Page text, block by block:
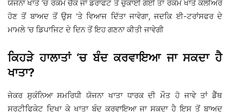
ਯੋਜਨਾ ਖਾਤੇ ‘ਚ ਰਕਮ ਚੈੱਕ ਜਾਂ ਡਰਾਫਟ ਤੋਂ ਚੁਕਾਈ ਗਈ ਤਾਂ ਰਕਮ ਖਾਤੇ ਕਲੀਅਰ
ਹੋਣ ਤੋਂ ਬਾਅਦ ਤੋਂ ਉਸ ‘ਤੇ ਵਿਆਜ ਦਿੱਤਾ ਜਾਵੇਗਾ, ਜਦਕਿ ਈ-ਟਰਾਂਸਫਰ ਦੇ
ਮਾਮਲੇ ‘ਚ ਡਿਪਾਜਿਟ ਦੇ ਦਿਨ ਤੋਂ ਇਹ ਗਣਨਾ ਕੀਤੀ ਜਾਵੇਗੀ
ਕਿਹੜੇ ਹਾਲਾਤਾਂ ‘ਚ ਬੰਦ ਕਰਵਾਇਆ ਜਾ ਸਕਦਾ ਹੈ
ਖਾਤਾ?
ਜੇਕਰ ਸੁਕੰਨਿਆ ਸਮਰਿਧੀ ਯੋਜਨਾ ਖਾਤਾ ਧਾਰਕ ਦੀ ਮੌਤ ਹੋ ਜਾਵੇ ਤਾਂ ਡੈੱਥ
ਸਰਟੀਫਿਕੇਟ ਦਿਖਾ ਕੇ ਖਾਤਾ ਬੰਦ ਕਰਵਾਇਆ ਜਾ ਸਕਦਾ ਹੈ ਇਸ ਤੋਂ ਬਾਅਦ